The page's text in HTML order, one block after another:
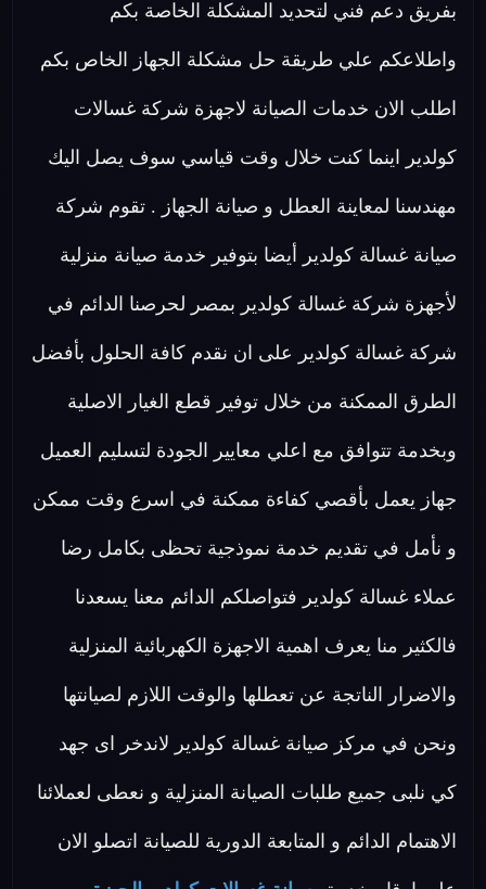
بفريق دعم فني لتحديد المشكلة الخاصة بكم
واطلاعكم علي طريقة حل مشكلة الجهاز الخاص بكم
اطلب الان خدمات الصيانة لاجهزة شركة غسالات
كولدير اينما كنت خلال وقت قياسي سوف يصل اليك
مهندسنا لمعاينة العطل و صيانة الجهاز . تقوم شركة
صيانة غسالة كولدير أيضا بتوفير خدمة صيانة منزلية
لأجهزة شركة غسالة كولدير بمصر لحرصنا الدائم في
شركة غسالة كولدير على ان نقدم كافة الحلول بأفضل
الطرق الممكنة من خلال توفير قطع الغيار الاصلية
وبخدمة تتوافق مع اعلي معايير الجودة لتسليم العميل
جهاز يعمل بأقصي كفاءة ممكنة في اسرع وقت ممكن
و نأمل في تقديم خدمة نموذجية تحظى بكامل رضا
عملاء غسالة كولدير فتواصلكم الدائم معنا يسعدنا
فالكثير منا يعرف اهمية الاجهزة الكهربائية المنزلية
والاضرار الناتجة عن تعطلها والوقت اللازم لصيانتها
ونحن في مركز صيانة غسالة كولدير لاندخر اى جهد
كي نلبى جميع طلبات الصيانة المنزلية و نعطى لعملائنا
الاهتمام الدائم و المتابعة الدورية للصيانة اتصلو الان